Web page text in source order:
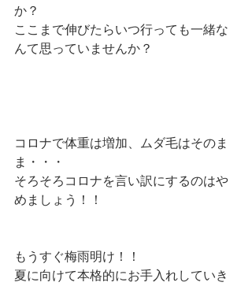
か？
ここまで伸びたらいつ行っても一緒な
んて思っていませんか？
コロナで体重は増加、ムダ毛はそのま
ま・・・
そろそろコロナを言い訳にするのはや
めましょう！！
もうすぐ梅雨明け！！
夏に向けて本格的にお手入れしていき